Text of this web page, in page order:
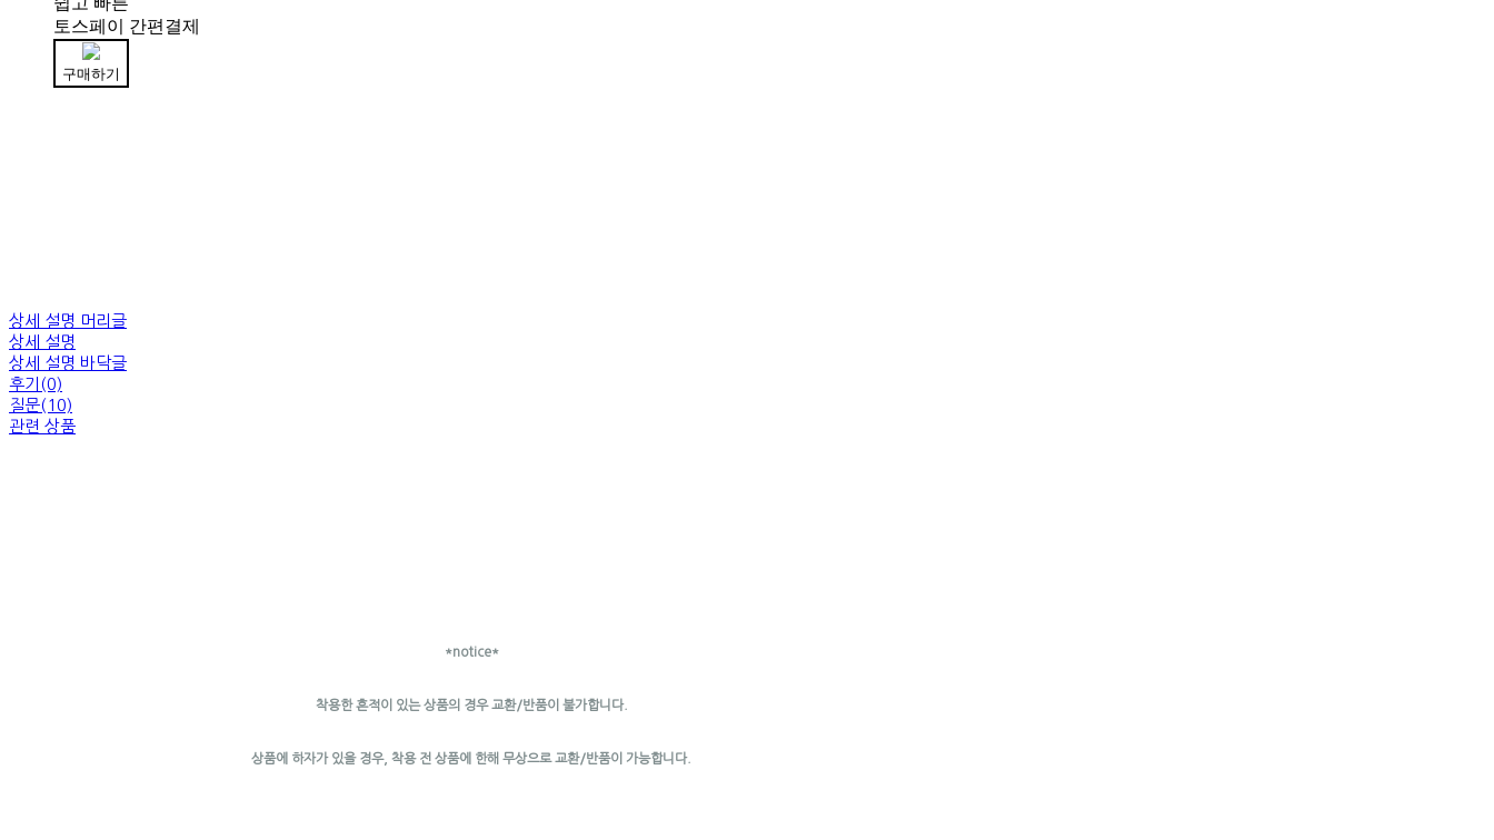
토스페이 간편결제
구매하기
상세 설명 머리글
상세 설명
상세 설명 바닥글
후기(0)
질문(10)
관련 상품
*notice*
착용한 흔적이 있는 상품의 경우 교환/반품이 불가합니다.
상품에 하자가 있을 경우, 착용 전 상품에 한해 무상으로 교환/반품이 가능합니다.